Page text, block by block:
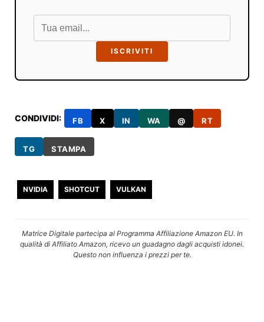
ISCRIVITI
CONDIVIDI: FB X IN WA @ RT
TG STAMPA
NVIDIA SHOTCUT VULKAN
Matrice Digitale partecipa al Programma Affiliazione Amazon EU. In
qualità di Affiliato Amazon, ricevo un guadagno dagli acquisti idonei.
Questo non influenza i prezzi per te.